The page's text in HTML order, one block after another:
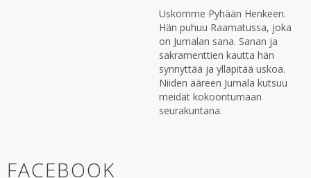
Uskomme Pyhään Henkeen.
Hän puhuu Raamatussa, joka
on Jumalan sana. Sanan ja
sakramenttien kautta hän
synnyttää ja ylläpitää uskoa.
Niiden ääreen Jumala kutsuu
meidät kokoontumaan
seurakuntana.
FACEBOOK